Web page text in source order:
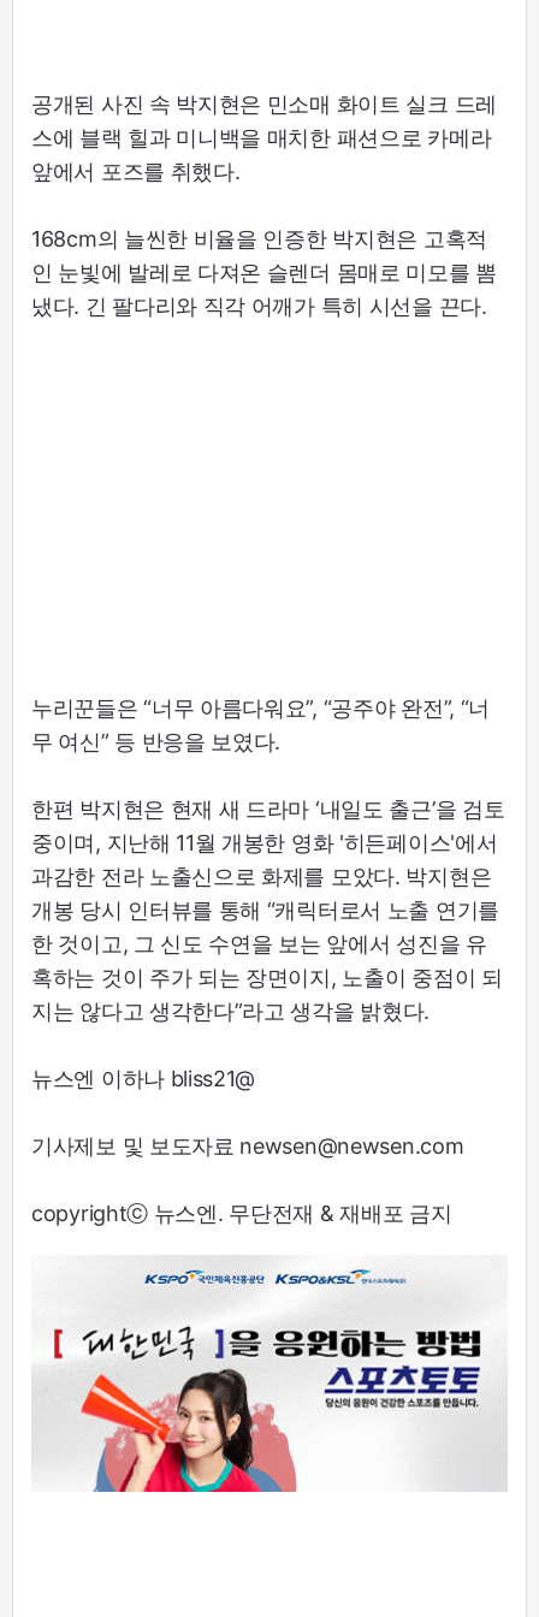
공개된 사진 속 박지현은 민소매 화이트 실크 드레
스에 블랙 힐과 미니백을 매치한 패션으로 카메라
앞에서 포즈를 취했다.
168cm의 늘씬한 비율을 인증한 박지현은 고혹적
인 눈빛에 발레로 다져온 슬렌더 몸매로 미모를 뽐
냈다. 긴 팔다리와 직각 어깨가 특히 시선을 끈다.
누리꾼들은 “너무 아름다워요”, “공주야 완전”, “너
무 여신” 등 반응을 보였다.
한편 박지현은 현재 새 드라마 ‘내일도 출근’을 검토
중이며, 지난해 11월 개봉한 영화 '히든페이스'에서
과감한 전라 노출신으로 화제를 모았다. 박지현은
개봉 당시 인터뷰를 통해 “캐릭터로서 노출 연기를
한 것이고, 그 신도 수연을 보는 앞에서 성진을 유
혹하는 것이 주가 되는 장면이지, 노출이 중점이 되
지는 않다고 생각한다”라고 생각을 밝혔다.
뉴스엔 이하나 bliss21@
기사제보 및 보도자료 newsen@newsen.com
copyrightⓒ 뉴스엔. 무단전재 & 재배포 금지